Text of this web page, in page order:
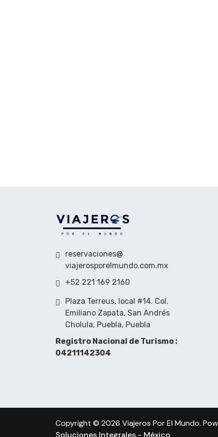
reservaciones@
viajerosporelmundo.com.mx
+52 221 169 2160
Plaza Terreus, local #14. Col.
Emiliano Zapata, San Andrés
Cholula, Puebla, Puebla
Registro Nacional de Turismo :
04211142304
Copyright © 2026 Viajeros Por El Mundo.
Soluciones Integrales - México